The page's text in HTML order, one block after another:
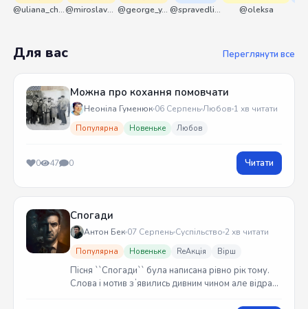
@uliana_chernenko @miroslavmaniyk @george_y_lawlett @spravedliwa @oleksa
Для вас Переглянути все
Можна про кохання помовчати
Неоніла Гуменюк 06 СерпеньЛюбов 1 хв читати
Популярна Новеньке Любов
0 47 0 Читати
Спогади
Антон Бек 07 Серпень Суспільство 2 хв читати
Популярна Новеньке ReАкція Вірш
Пісня ``Спогади`` була написана рівно рік тому.
Слова і мотив зʼявились дивним чином але відразу